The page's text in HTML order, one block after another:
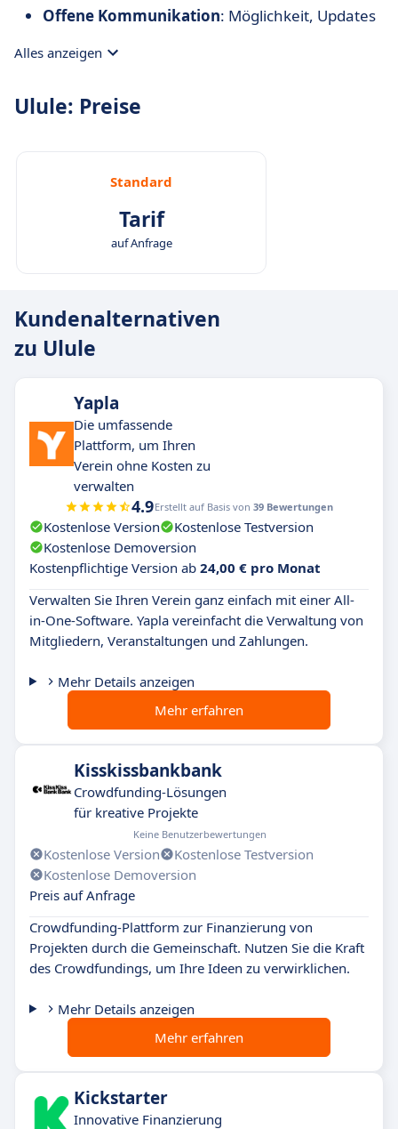
Offene Kommunikation: Möglichkeit, Updates
teilen.
Alles anzeigen
Ulule: Preise
Standard
Tarif
auf Anfrage
Kundenalternativen
zu Ulule
Yapla
Die umfassende
Plattform, um Ihren
Verein ohne Kosten zu
verwalten
4.9Erstellt auf Basis von 39 Bewertungen
Kostenlose Version
Kostenlose Testversion
Kostenlose Demoversion
Kostenpflichtige Version ab 24,00 € pro Monat
Verwalten Sie Ihren Verein ganz einfach mit einer All-
in-One-Software. Yapla vereinfacht die Verwaltung von
Mitgliedern, Veranstaltungen und Zahlungen.
Mehr Details anzeigen
Mehr erfahren
Kisskissbankbank
Crowdfunding-Lösungen
für kreative Projekte
Keine Benutzerbewertungen
Kostenlose Version
Kostenlose Testversion
Kostenlose Demoversion
Preis auf Anfrage
Crowdfunding-Plattform zur Finanzierung von
Projekten durch die Gemeinschaft. Nutzen Sie die Kraft
des Crowdfundings, um Ihre Ideen zu verwirklichen.
Mehr Details anzeigen
Mehr erfahren
Kickstarter
Innovative Finanzierung